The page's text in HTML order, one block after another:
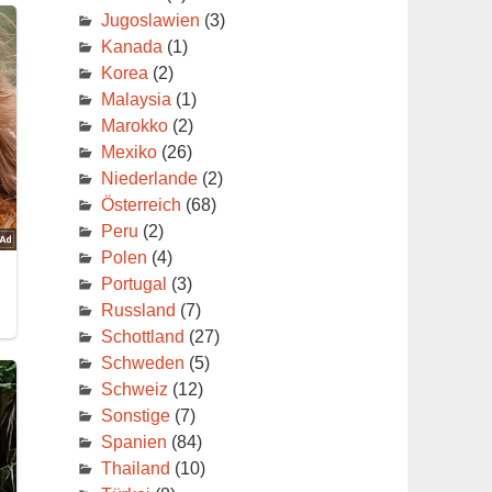
Jugoslawien (3)
Kanada (1)
Korea (2)
Malaysia (1)
Marokko(2)
Mexiko(26)
Niederlande(2)
Österreich (68)
Peru (2)
Polen (4)
Portugal (3)
Russland (7)
Schottland (27)
Schweden (5)
Schweiz (12)
Sonstige(7)
Spanien (84)
Thailand (10)